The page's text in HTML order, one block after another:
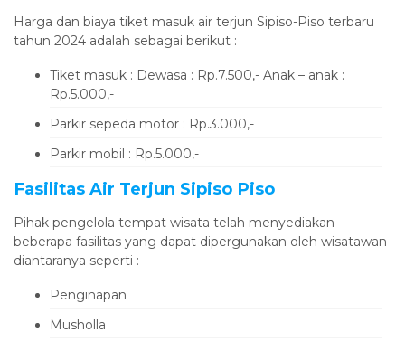
Harga dan biaya tiket masuk air terjun Sipiso-Piso terbaru
tahun 2024 adalah sebagai berikut :
Tiket masuk : Dewasa : Rp.7.500,- Anak – anak :
Rp.5.000,-
Parkir sepeda motor : Rp.3.000,-
Parkir mobil : Rp.5.000,-
Fasilitas Air Terjun Sipiso Piso
Pihak pengelola tempat wisata telah menyediakan
beberapa fasilitas yang dapat dipergunakan oleh wisatawan
diantaranya seperti :
Penginapan
Musholla